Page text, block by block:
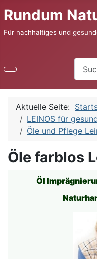
Rundum
Für nachhaltiges und
Aktuelle Seite:
LEINOS für
Öle und Pflege
Öle farblos
Öl